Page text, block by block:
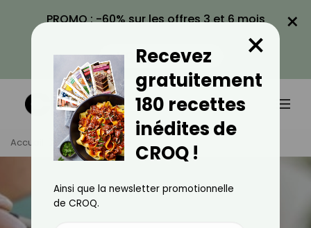
PROMO : -60% sur les offres 3 et 6 mois
VOIR LA PROMO
×
Accueil Tag Minceur
Recevez
gratuitement
180 recettes
inédites de
CROQ !
×
Ainsi que la newsletter promotionnelle
de CROQ.